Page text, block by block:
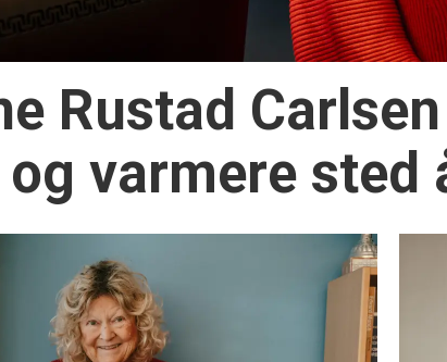
Rustad
varmere sted